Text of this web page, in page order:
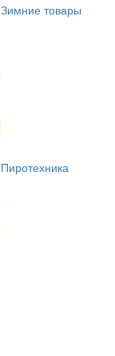
Зимние товары
Пиротехника